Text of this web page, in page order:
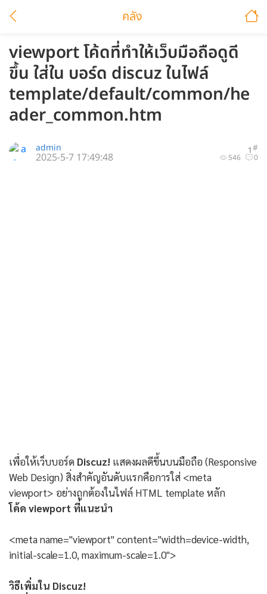
คลัง
viewport โค้ดที่ทำให้เว็บมือถือดูดี
ขึ้น ใส่ใน บอร์ด discuz ในไฟล์
template/default/common/he
ader_common.htm
1#
admin
546 0
2025-5-7 17:49:48
เพื่อให้เว็บบอร์ด Discuz! แสดงผลดีขึ้นบนมือถือ (Responsive
Web Design) สิ่งสำคัญอันดับแรกคือการใส่ <meta
viewport> อย่างถูกต้องในไฟล์ HTML template หลัก
โค้ด viewport ที่แนะนำ
<meta name="viewport" content="width=device-width,
initial-scale=1.0, maximum-scale=1.0">
วิธีเพิ่มใน Discuz!